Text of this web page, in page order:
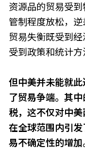
资源品的贸易受
管制程度放松，
贸易失衡既受到
受到政策和统计方
但中美并未能就
了贸易争端。其
税，这不仅对中
在全球范围内引
易不确定性的增加